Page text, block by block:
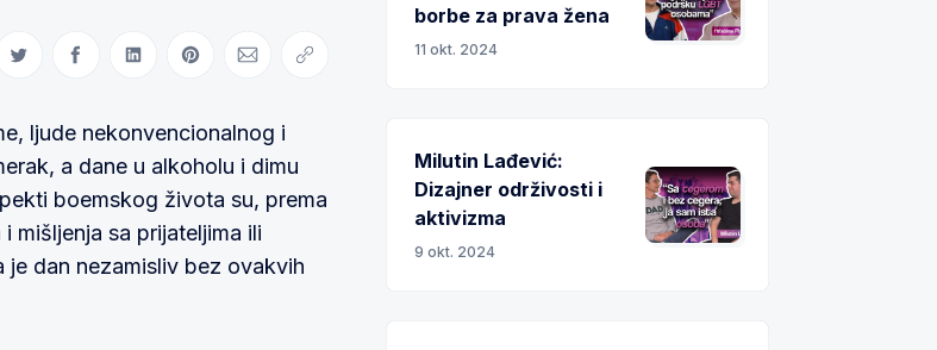
Share on Twitter
Share on Facebook
Share on LinkedIn
Share on Pinterest
Share via Email
Copy link
ljude nekonvencionalnog i
a dane u alkoholu i dimu
boemskog života su, prema
mišljenja sa prijateljima ili
je dan nezamisliv bez ovakvih
borbe za prava žena
11 okt. 2024
Milutin Lađević:
Dizajner održivosti i
aktivizma
9 okt. 2024